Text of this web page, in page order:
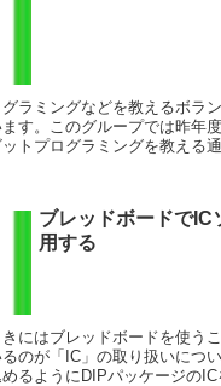
ラミングなどを教えるボラ
す。このグループでは昨年
トプログラミングを教える通
す。月1回のペースで合計9回
ブレッドボードでIC
用する
にはブレッドボードを使う
のが「IC」の取り扱いにつ
るようにDIPパッケージのIC